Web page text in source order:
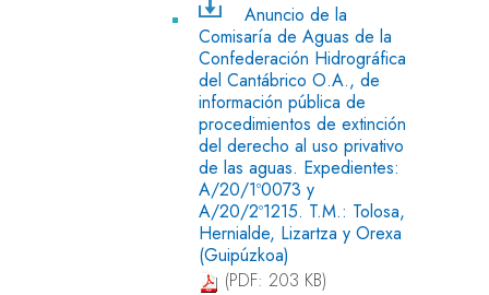
Anuncio de la
Comisaría de Aguas de la
Confederación Hidrográfica
del Cantábrico O.A., de
información pública de
procedimientos de extinción
del derecho al uso privativo
de las aguas. Expedientes:
A/20/1º0073 y
A/20/2º1215. T.M.: Tolosa,
Hernialde, Lizartza y Orexa
(Guipúzkoa)
(PDF: 203 KB)